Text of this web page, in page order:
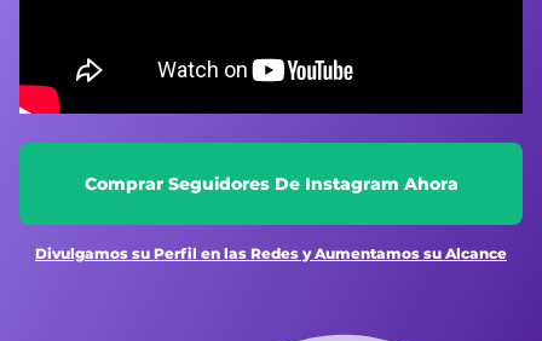
Comprar Seguidores De Instagram Ahora
Divulgamos su Perfil en las Redes y Aumentamos su Alcance